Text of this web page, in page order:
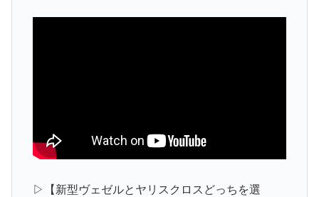
▷【新型ヴェゼルとヤリスクロスどっちを選